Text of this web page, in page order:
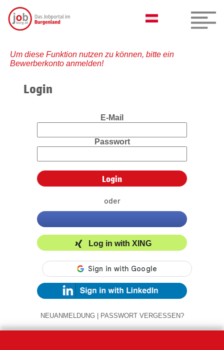
Um diese Funktion nutzen zu können, bitte ein
Bewerberkonto anmelden!
Login
E-Mail
Passwort
oder
Log in with XING
NEUANMELDUNG | PASSWORT VERGESSEN?